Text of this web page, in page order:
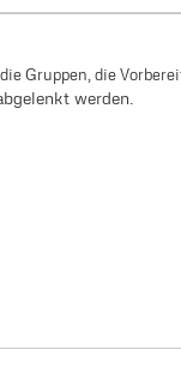
Gruppen, die
werden.